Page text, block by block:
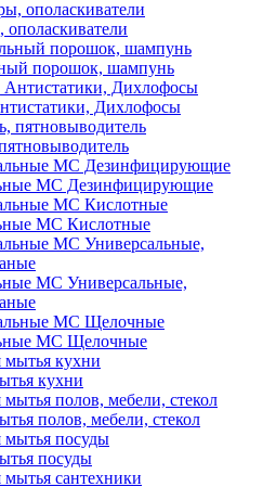
порошок, шампунь
Дихлофосы
МС Дезинфицирующие
МС Кислотные
МС Универсальные,
МС Щелочные
кухни
полов, мебели, стекол
посуды